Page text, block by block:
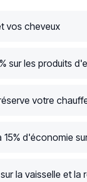
vos cheveux
sur les produits
votre
15% d'économie
la vaisselle et la